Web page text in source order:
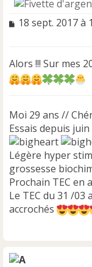
M
s
a
g
o
n
l
u
18 sept. 2017 à
Alors !!! Sur mes
Moi 29 ans //
Essais depuis
Légère hyper
grossesse
Prochain TEC en
Le TEC du 31 /
accrochés